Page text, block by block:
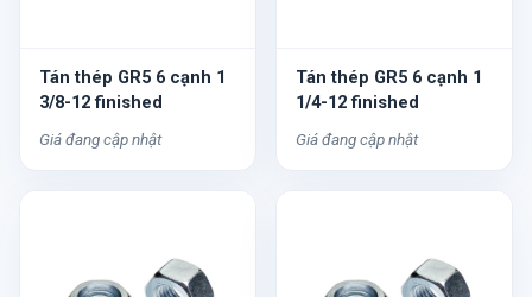
Tán thép GR5 6 cạnh 1
3/8-12 finished
Giá đang cập nhật
Tán thép GR5 6 cạnh 1
1/4-12 finished
Giá đang cập nhật